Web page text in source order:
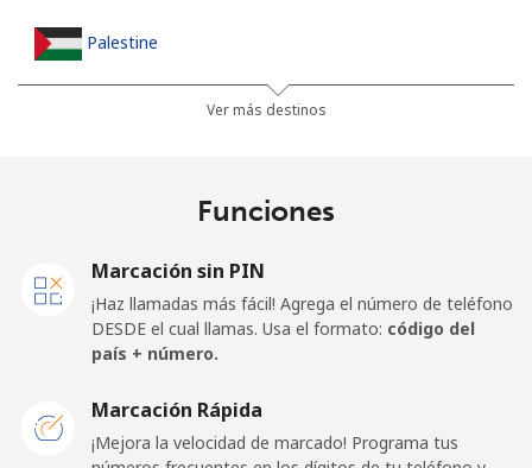
Palestine
17 min por ⁦$5⁩
Línea fija
⁦19.9¢⁩
Papua New Guinea
Ver más destinos
Funciones
Marcación sin PIN
¡Haz llamadas más fácil! Agrega el número de teléfono
DESDE el cual llamas. Usa el formato: código del
país + número.
Marcación Rápida
¡Mejora la velocidad de marcado! Programa tus